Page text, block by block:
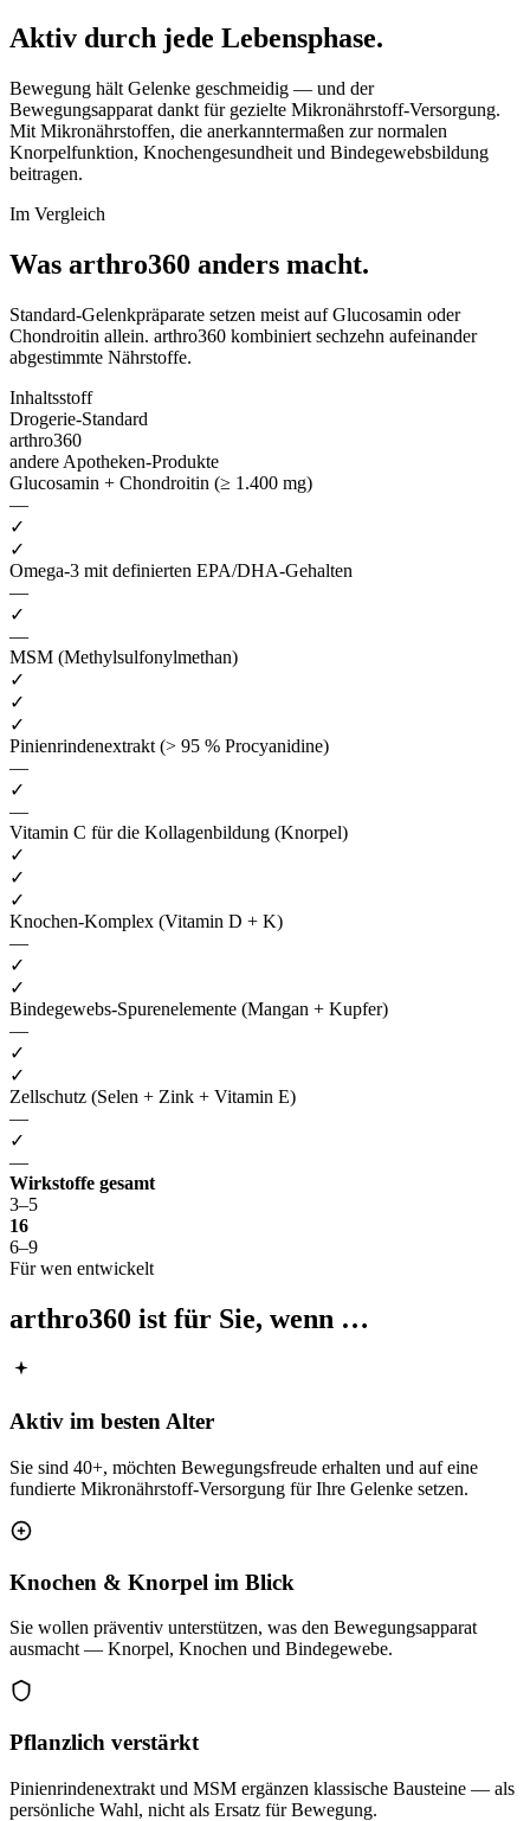
Aktiv durch jede Lebensphase.
Bewegung hält Gelenke geschmeidig — und der
Bewegungsapparat dankt für gezielte Mikronährstoff-Versorgung.
Mit Mikronährstoffen, die anerkanntermaßen zur normalen
Knorpelfunktion, Knochengesundheit und Bindegewebsbildung
beitragen.
Im Vergleich
Was arthro360 anders macht.
Standard-Gelenkpräparate setzen meist auf Glucosamin oder
Chondroitin allein. arthro360 kombiniert sechzehn aufeinander
abgestimmte Nährstoffe.
Inhaltsstoff
Drogerie-Standard
arthro360
andere Apotheken-Produkte
Glucosamin + Chondroitin (≥ 1.400 mg)
—
✓
✓
Omega-3 mit definierten EPA/DHA-Gehalten
—
✓
—
MSM (Methylsulfonylmethan)
✓
✓
✓
Pinienrindenextrakt (> 95 % Procyanidine)
—
✓
—
Vitamin C für die Kollagenbildung (Knorpel)
✓
✓
✓
Knochen-Komplex (Vitamin D + K)
—
✓
✓
Bindegewebs-Spurenelemente (Mangan + Kupfer)
—
✓
✓
Zellschutz (Selen + Zink + Vitamin E)
—
✓
—
Wirkstoffe gesamt
3–5
16
6–9
Für wen entwickelt
arthro360 ist für Sie, wenn …
Aktiv im besten Alter
Sie sind 40+, möchten Bewegungsfreude erhalten und auf eine
fundierte Mikronährstoff-Versorgung für Ihre Gelenke setzen.
Knochen & Knorpel im Blick
Sie wollen präventiv unterstützen, was den Bewegungsapparat
ausmacht — Knorpel, Knochen und Bindegewebe.
Pflanzlich verstärkt
Pinienrindenextrakt und MSM ergänzen klassische Bausteine — als
persönliche Wahl, nicht als Ersatz für Bewegung.